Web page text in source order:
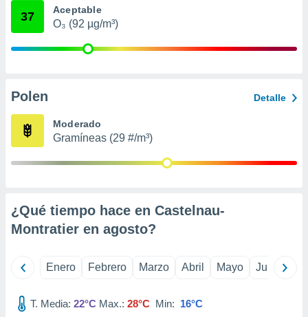
su
u
datos
en
de
o acceder
37 Aceptable
O₃ (92 µg/m³)
Polen Detalle
Moderado
Gramíneas (29 #/m³)
¿Qué tiempo hace en Castelnau-
Montratier en agosto?
Enero Febrero Marzo Abril Mayo Junio
T. Media: 22°C Max.: 28°C Min: 16°C